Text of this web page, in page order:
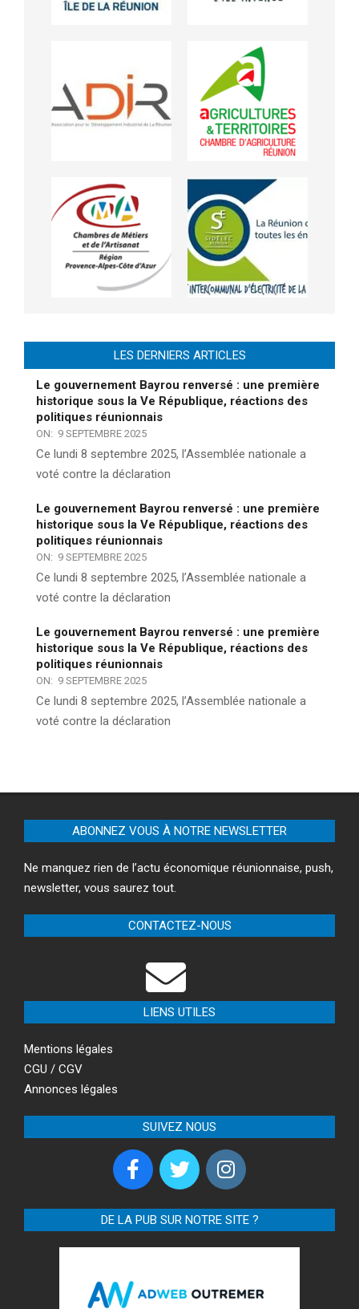
LES DERNIERS ARTICLES
Le gouvernement Bayrou renversé : une première
historique sous la Ve République, réactions des
politiques réunionnais
ON: 9 SEPTEMBRE 2025
Ce lundi 8 septembre 2025, l’Assemblée nationale a
voté contre la déclaration
Le gouvernement Bayrou renversé : une première
historique sous la Ve République, réactions des
politiques réunionnais
ON: 9 SEPTEMBRE 2025
Ce lundi 8 septembre 2025, l’Assemblée nationale a
voté contre la déclaration
Le gouvernement Bayrou renversé : une première
historique sous la Ve République, réactions des
politiques réunionnais
ON: 9 SEPTEMBRE 2025
Ce lundi 8 septembre 2025, l’Assemblée nationale a
voté contre la déclaration
ABONNEZ VOUS À NOTRE NEWSLETTER
Ne manquez rien de l’actu économique réunionnaise, push,
newsletter, vous saurez tout.
CONTACTEZ-NOUS
LIENS UTILES
Mentions légales
CGU / CGV
Annonces légales
SUIVEZ NOUS
DE LA PUB SUR NOTRE SITE ?